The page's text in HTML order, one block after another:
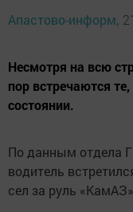
Апастово-информ,
Несмотря на всю
пор встречаются
состоянии.
По данным отдела
водитель
сел за руль